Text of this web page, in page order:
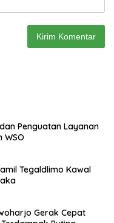
Penguatan Layanan
WSO
Tegaldlimo Kawal
Gerak Cepat